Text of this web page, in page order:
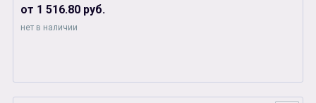
от 1 516.80 руб.
нет в наличии